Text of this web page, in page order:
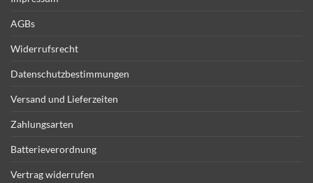
AGBs
Widerrufsrecht
Datenschutzbestimmungen
Versand und Lieferzeiten
Zahlungsarten
Batterieverordnung
Vertrag widerrufen